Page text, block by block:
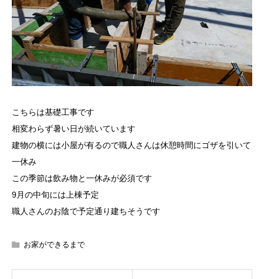
こちらは基礎工事です
相変わらず暑い日が続いています
建物の横には小屋が有るので職人さんは休憩時間にゴザを引いて
一休み
この季節は飲み物と一休みが必須です
9月の中旬には上棟予定
職人さんのお陰で予定通り建ちそうです
お家ができるまで